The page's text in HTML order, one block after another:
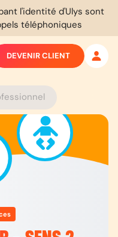
l'identité d'Ulys sont
téléphoniques
DEVENIR CLIENT